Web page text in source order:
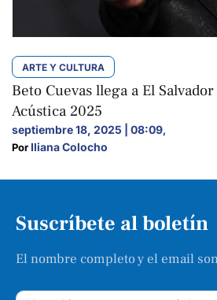
ARTE Y CULTURA
Beto Cuevas llega a El
Acústica 2025
septiembre 18, 2025 | 08:09,
Por Iliana Colocho
Suscríbete al boletín
El nombre completo y el email